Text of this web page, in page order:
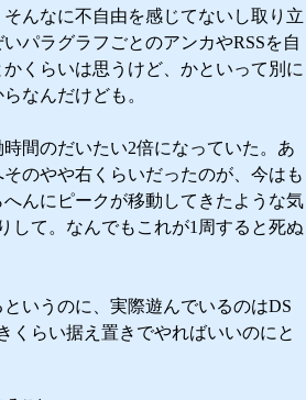
んなに不自由を感じてないし取り立
パラグラフごとのアンカやRSSを自
くらいは思うけど、かといって別に
なんだけども。
間のだいたい2倍になっていた。あ
のやや右くらいだったのが、今はも
んにピークが移動してきたような気
して。なんでもこれが1周すると死ぬ
いうのに、実際遊んでいるのはDS
くらい据え置きでやればいいのにと